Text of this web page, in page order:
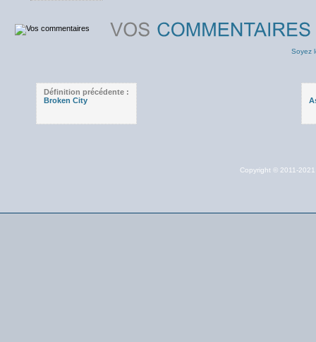
Soyez
Définition précédente :
Broken City
Copyright © 2011-